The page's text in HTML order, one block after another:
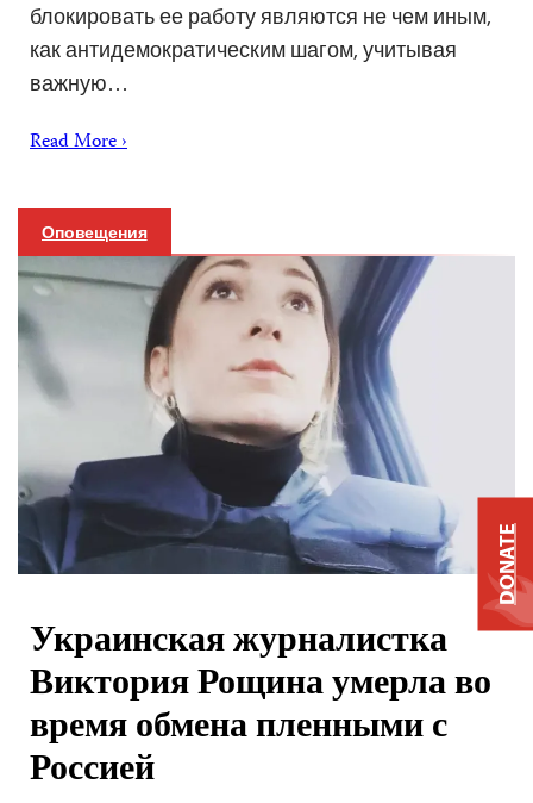
блокировать ее работу являются не чем иным,
как антидемократическим шагом, учитывая
важную…
Read More ›
Оповещения
Украинская журналистка
Виктория Рощина умерла во
время обмена пленными с
Россией
DONATE